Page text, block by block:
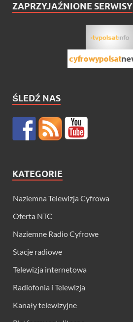
ZAPRZYJAŹNIONE SERWISY
ŚLEDŹ NAS
KATEGORIE
Naziemna Telewizja Cyfrowa
Oferta NTC
Naziemne Radio Cyfrowe
Stacje radiowe
Telewizja internetowa
Radiofonia i Telewizja
Kanały telewizyjne